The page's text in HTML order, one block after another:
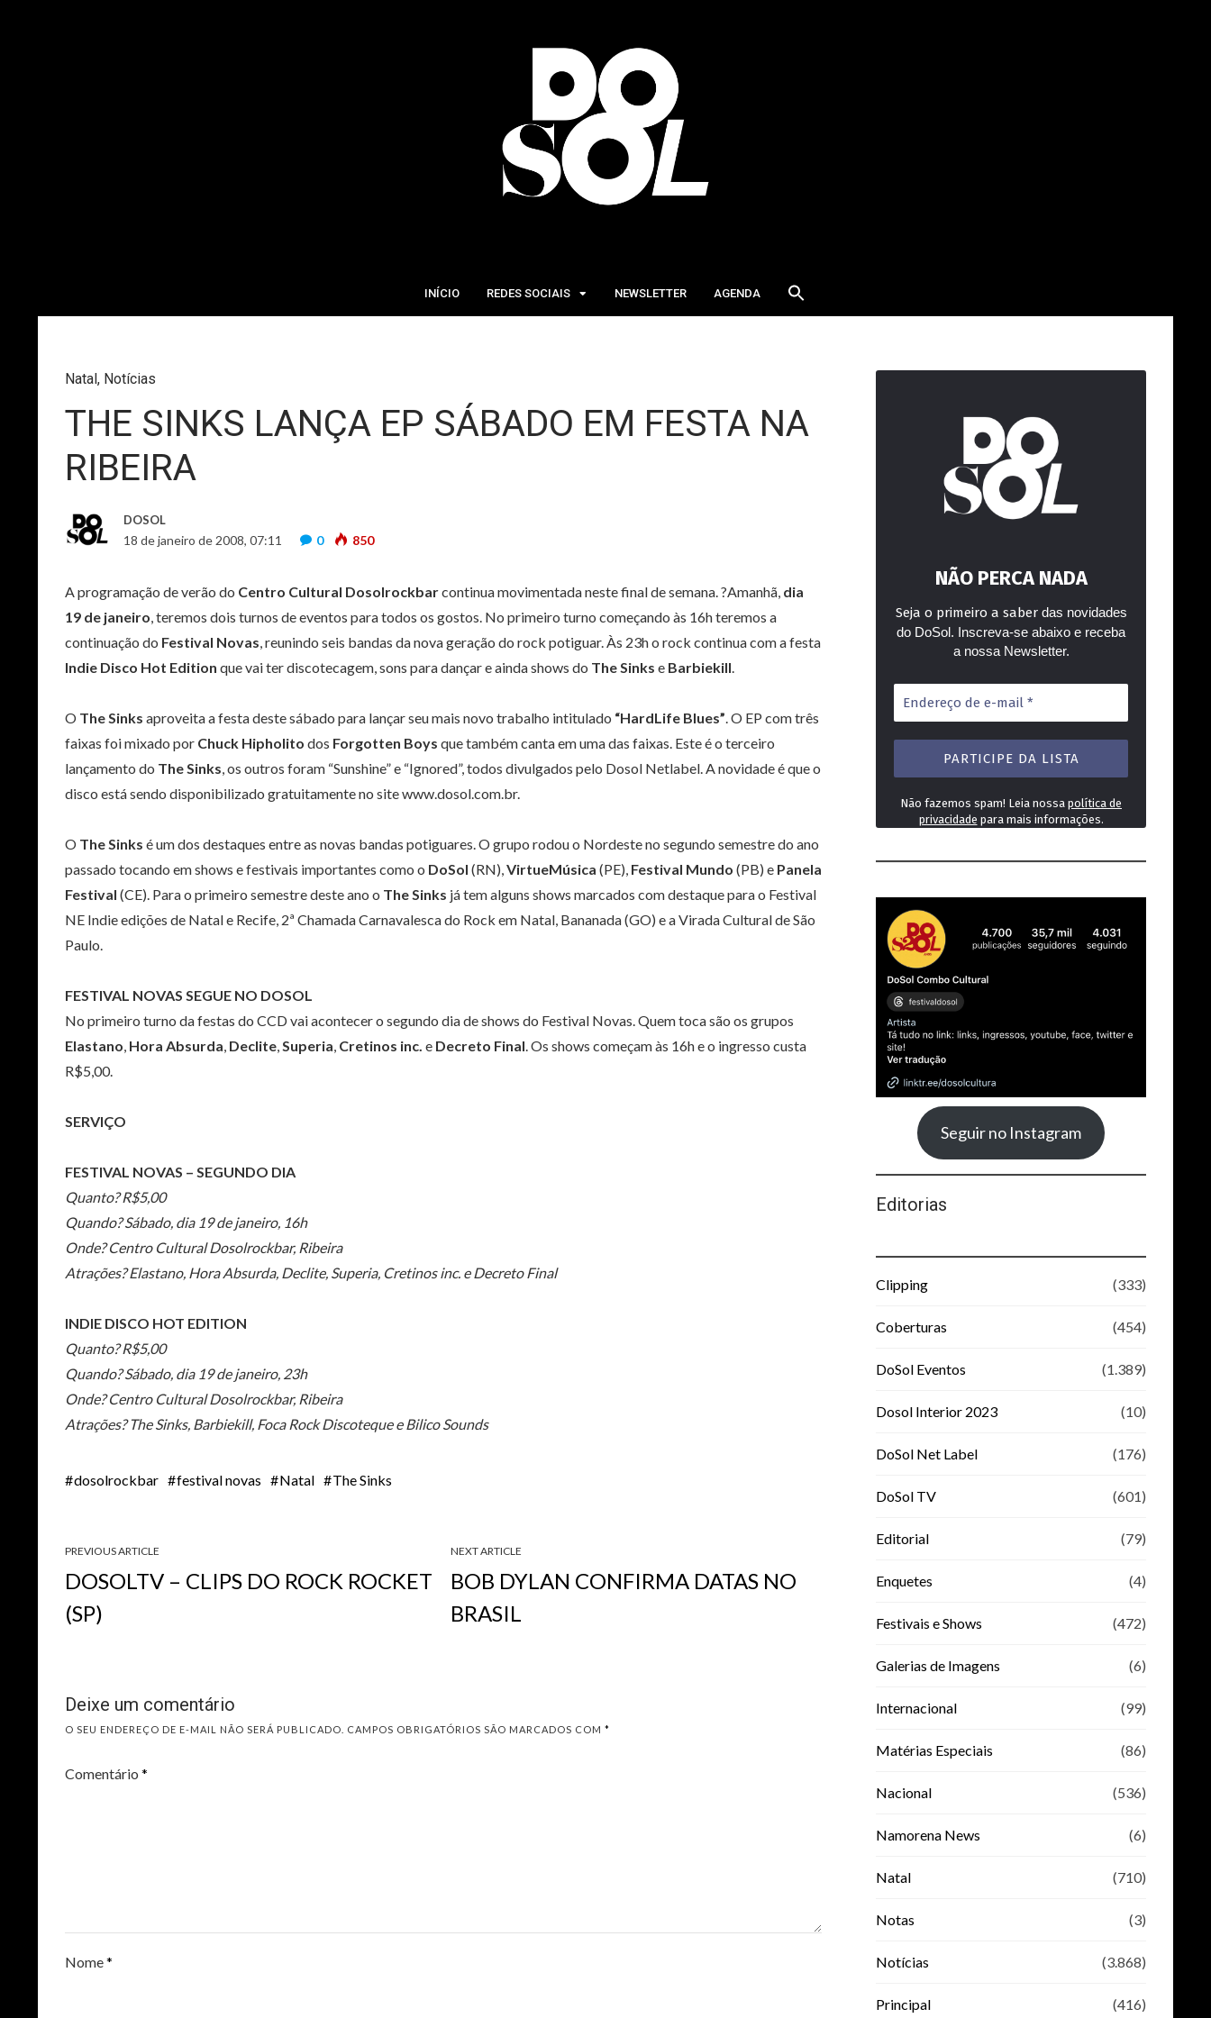
INÍCIO REDES SOCIAIS NEWSLETTER AGENDA
Natal, Notícias
THE SINKS LANÇA EP SÁBADO EM FESTA NA
RIBEIRA
DOSOL
18 de janeiro de 2008, 07:11 0 850
A programação de verão do Centro Cultural Dosolrockbarcontinua movimentada neste final de semana. ?Amanhã, dia
19 de janeiro, teremos dois turnos de eventos para todos os gostos. No primeiro turno começando às 16h teremos a
continuação do Festival Novas, reunindo seis bandas da nova geração do rock potiguar. Às 23h o rock continua com a festa
Indie Disco Hot Edition que vai ter discotecagem, sons para dançar e ainda shows do The Sinks e Barbiekill.
O The Sinks aproveita a festa deste sábado para lançar seu mais novo trabalho intitulado “HardLife Blues”. O EP com três
faixas foi mixado por Chuck Hipholito dos Forgotten Boys que também canta em uma das faixas. Este é o terceiro
lançamento do The Sinks, os outros foram “Sunshine” e “Ignored”, todos divulgados pelo Dosol Netlabel. A novidade é que o
disco está sendo disponibilizado gratuitamente no site www.dosol.com.br.
O The Sinks é um dos destaques entre as novas bandas potiguares. O grupo rodou o Nordeste no segundo semestre do ano
passado tocando em shows e festivais importantes como o DoSol (RN),VirtueMúsica (PE), Festival Mundo (PB) e Panela
Festival (CE). Para o primeiro semestre deste ano o The Sinks já tem alguns shows marcados com destaque para o Festival
NE Indie edições de Natal e Recife, 2ª Chamada Carnavalesca do Rock em Natal, Bananada (GO) e a Virada Cultural de São
Paulo.
FESTIVAL NOVAS SEGUE NO DOSOL
No primeiro turno da festas do CCD vai acontecer o segundo dia de shows do Festival Novas. Quem toca são os grupos
Elastano, Hora Absurda, Declite,Superia, Cretinos inc. e Decreto Final. Os shows começam às 16h e o ingresso custa
R$5,00.
SERVIÇO
FESTIVAL NOVAS – SEGUNDO DIA
Quanto? R$5,00
Quando? Sábado, dia 19 de janeiro, 16h
Onde? Centro Cultural Dosolrockbar, Ribeira
Atrações? Elastano, Hora Absurda, Declite, Superia, Cretinos inc. e Decreto Final
INDIE DISCO HOT EDITION
Quanto? R$5,00
Quando? Sábado, dia 19 de janeiro, 23h
Onde? Centro Cultural Dosolrockbar, Ribeira
Atrações? The Sinks, Barbiekill, Foca Rock Discoteque e Bilico Sounds
dosolrockbar festival novas Natal The Sinks
PREVIOUS ARTICLE
DOSOLTV – CLIPS DO ROCK ROCKET
(SP)
NEXT ARTICLE
BOB DYLAN CONFIRMA DATAS NO
BRASIL
Deixe um comentário
O SEU ENDEREÇO DE E-MAIL NÃO SERÁ PUBLICADO. CAMPOS OBRIGATÓRIOS SÃO MARCADOS COM *
Comentário *
Nome*
NÃO PERCA NADA
Seja o primeiro a saberdas novidades
do DoSol. Inscreva-se abaixo e receba
a nossa Newsletter.
Endereço
de
e-
mail
Não fazemos spam! Leia nossa política de
privacidade para mais informações.
Seguir no Instagram
Editorias
Clipping (333)
Coberturas (454)
DoSol Eventos (1.389)
Dosol Interior 2023 (10)
DoSol Net Label (176)
DoSol TV (601)
Editorial (79)
Enquetes (4)
Festivais e Shows (472)
Galerias de Imagens (6)
Internacional (99)
Matérias Especiais (86)
Nacional (536)
Namorena News (6)
Natal (710)
Notas (3)
Notícias (3.868)
Principal (416)